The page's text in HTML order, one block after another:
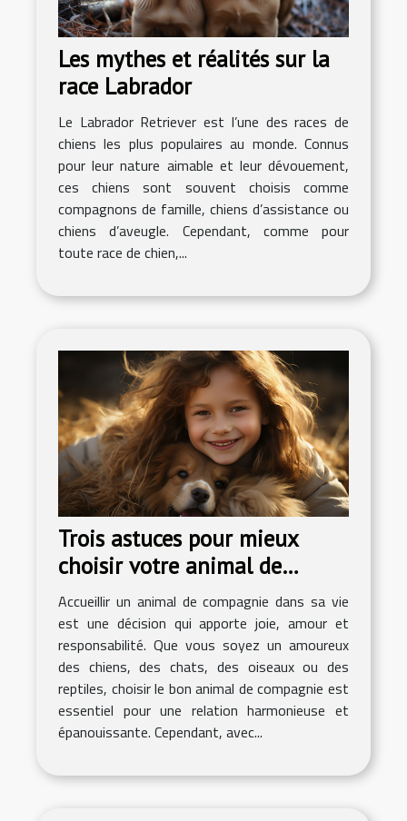
Les mythes et réalités sur la
race Labrador
Le Labrador Retriever est l’une des races de
chiens les plus populaires au monde. Connus
pour leur nature aimable et leur dévouement,
ces chiens sont souvent choisis comme
compagnons de famille, chiens d’assistance ou
chiens d’aveugle. Cependant, comme pour
toute race de chien,...
Trois astuces pour mieux
choisir votre animal de
compagnie
Accueillir un animal de compagnie dans sa vie
est une décision qui apporte joie, amour et
responsabilité. Que vous soyez un amoureux
des chiens, des chats, des oiseaux ou des
reptiles, choisir le bon animal de compagnie est
essentiel pour une relation harmonieuse et
épanouissante. Cependant, avec...